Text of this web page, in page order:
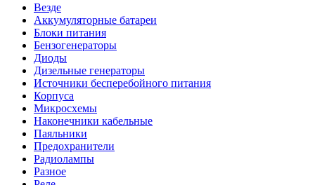
Везде
Аккумуляторные батареи
Блоки питания
Бензогенераторы
Диоды
Дизельные генераторы
Источники бесперебойного питания
Корпуса
Микросхемы
Наконечники кабельные
Паяльники
Предохранители
Радиолампы
Разное